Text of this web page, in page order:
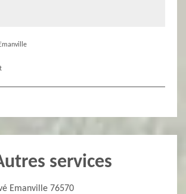
services
Emanville 76570